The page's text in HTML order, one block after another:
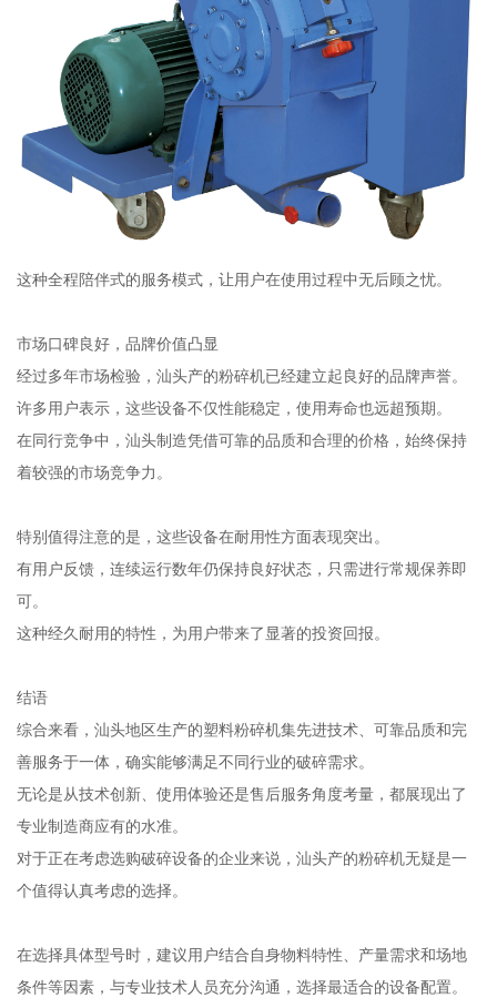
这种全程陪伴式的服务模式，让用户在使用过程中无后顾之忧。
市场口碑良好，品牌价值凸显
经过多年市场检验，汕头产的粉碎机已经建立起良好的品牌声誉。
许多用户表示，这些设备不仅性能稳定，使用寿命也远超预期。
在同行竞争中，汕头制造凭借可靠的品质和合理的价格，始终保持
着较强的市场竞争力。
特别值得注意的是，这些设备在耐用性方面表现突出。
有用户反馈，连续运行数年仍保持良好状态，只需进行常规保养即
可。
这种经久耐用的特性，为用户带来了显著的投资回报。
结语
综合来看，汕头地区生产的塑料粉碎机集先进技术、可靠品质和完
善服务于一体，确实能够满足不同行业的破碎需求。
无论是从技术创新、使用体验还是售后服务角度考量，都展现出了
专业制造商应有的水准。
对于正在考虑选购破碎设备的企业来说，汕头产的粉碎机无疑是一
个值得认真考虑的选择。
在选择具体型号时，建议用户结合自身物料特性、产量需求和场地
条件等因素，与专业技术人员充分沟通，选择最适合的设备配置。